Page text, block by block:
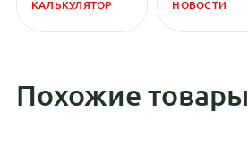
КАЛЬКУЛЯТОР НОВОСТИ
Похожие товары